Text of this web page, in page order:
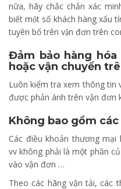
nữa, hãy chắc chắn xác
biết một số khách hàng xấu
tuyên bố trên vận đơn trên
Đảm bảo hàng
hoặc vận chuyển
Luôn kiểm tra xem thông tin
được phản ánh trên vận đơn
Không bao gồm
Các điều khoản thương
vv không phải là một phần
vào vận đơn …
Theo các hãng vận tải, các